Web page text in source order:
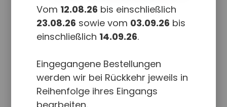
Geburtstag
Vom 12.08.26 bis einschließlich
23.08.26 sowie vom 03.09.26 bis
einschließlich 14.09.26.
Eingegangene Bestellungen
werden wir bei Rückkehr jeweils in
Reihenfolge ihres Eingangs